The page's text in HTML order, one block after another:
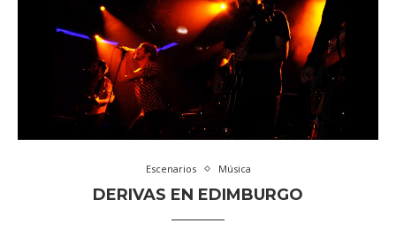
Escenarios Música
DERIVAS EN EDIMBURGO